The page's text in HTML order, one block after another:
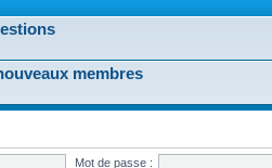
membres
Mot de passe :